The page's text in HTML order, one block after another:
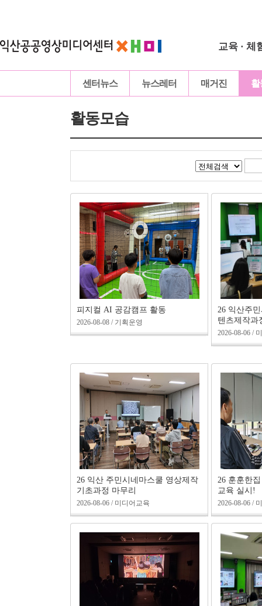
교육 · 체
센터뉴스 뉴스레터 매거진 활
활동모습
피지컬 AI 공감캠프 활동
2026-08-08 / 기획운영
26 익산주
텐츠제작과
2026-08-06 /
26 익산 주민시네마스쿨 영상제작
기초과정 마무리
2026-08-06 / 미디어교육
26 훈훈한
교육 실시!
2026-08-06 /